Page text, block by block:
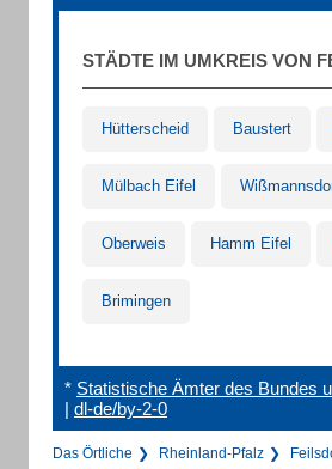
STÄDTE IM UMKREIS VON
Hütterscheid Baustert
Mülbach Eifel
Oberweis Hamm Eifel
Brimingen
* Statistische Ämter des Bundes
| dl-de/by-2-0
Das Örtliche Rheinland-Pfalz